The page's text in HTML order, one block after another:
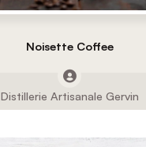
Noisette Coffee
Distillerie Artisanale Gervin